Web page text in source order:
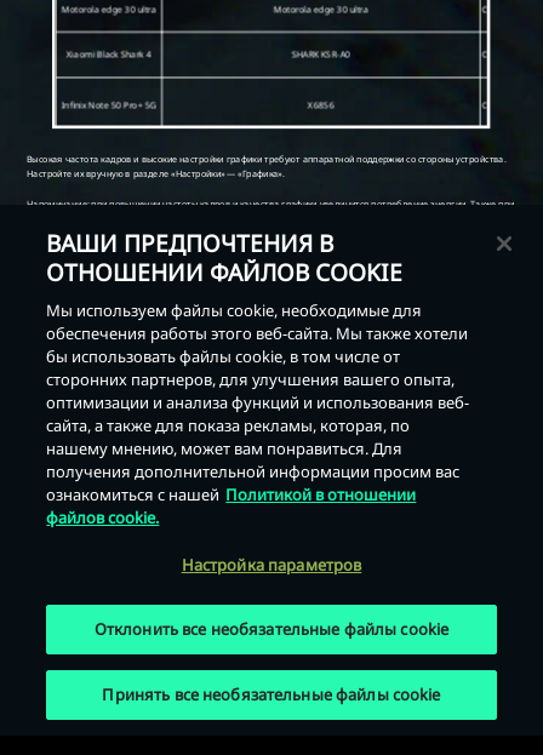
ВАШИ ПРЕДПОЧТЕНИЯ В
ОТНОШЕНИИ ФАЙЛОВ COOKIE
Мы используем файлы cookie, необходимые для
обеспечения работы этого веб-сайта. Мы также хотели
бы использовать файлы cookie, в том числе от
сторонних партнеров, для улучшения вашего опыта,
оптимизации и анализа функций и использования веб-
сайта, а также для показа рекламы, которая, по
нашему мнению, может вам понравиться. Для
получения дополнительной информации просим вас
ознакомиться с нашей Политикой в отношении
файлов cookie.
Настройка параметров
Отклонить все необязательные файлы cookie
Принять все необязательные файлы cookie